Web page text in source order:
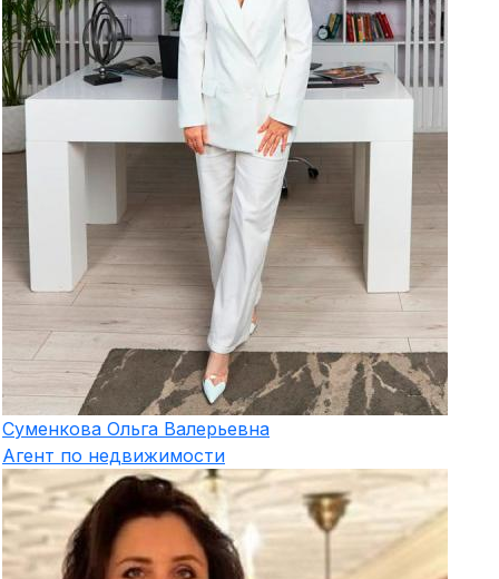
Суменкова Ольга Валерьевна
Агент по недвижимости